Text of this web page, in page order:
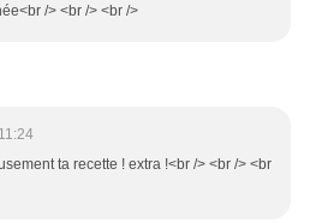
/> <br /> <br />
ta recette ! extra !<br /> <br /> <br